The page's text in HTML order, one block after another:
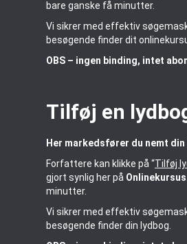
bare ganske få minutter.
Vi sikrer med effektiv
besøgende finder dit
OBS – ingen binding, intet
Tilføj en
Her markedsfører du nemt
Forfattere kan klikke på “Tilføj
gjort synlig her på
minutter.
Vi sikrer med effektiv
besøgende finder din lydbog.